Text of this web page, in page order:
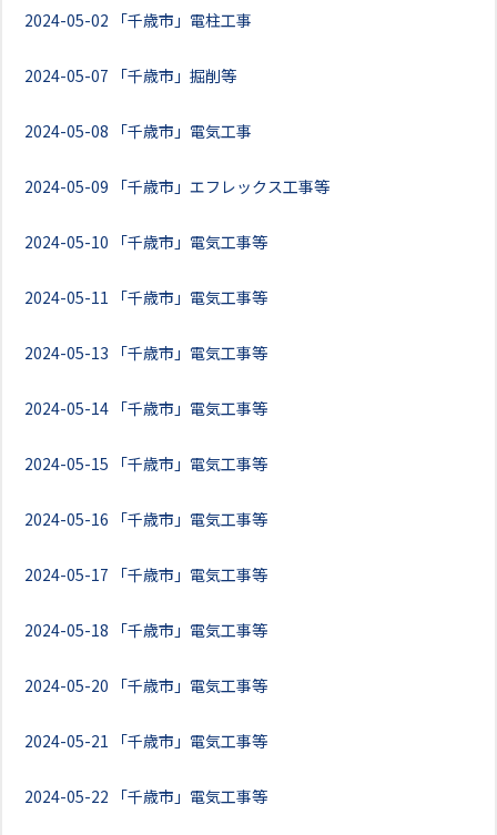
2024-05-02 「千歳市」電柱工事
2024-05-07 「千歳市」掘削等
2024-05-08 「千歳市」電気工事
2024-05-09 「千歳市」エフレックス工事等
2024-05-10 「千歳市」電気工事等
2024-05-11 「千歳市」電気工事等
2024-05-13 「千歳市」電気工事等
2024-05-14 「千歳市」電気工事等
2024-05-15 「千歳市」電気工事等
2024-05-16 「千歳市」電気工事等
2024-05-17 「千歳市」電気工事等
2024-05-18 「千歳市」電気工事等
2024-05-20 「千歳市」電気工事等
2024-05-21 「千歳市」電気工事等
2024-05-22 「千歳市」電気工事等